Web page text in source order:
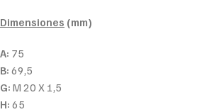
Dimensiones (mm)
A: 75
B: 69,5
G: M 20 X 1,5
H: 65